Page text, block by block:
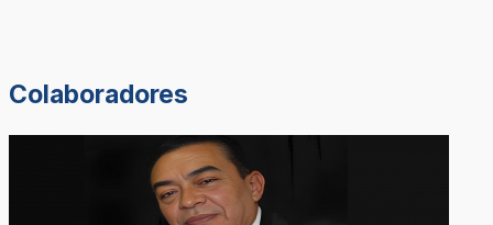
Colaboradores